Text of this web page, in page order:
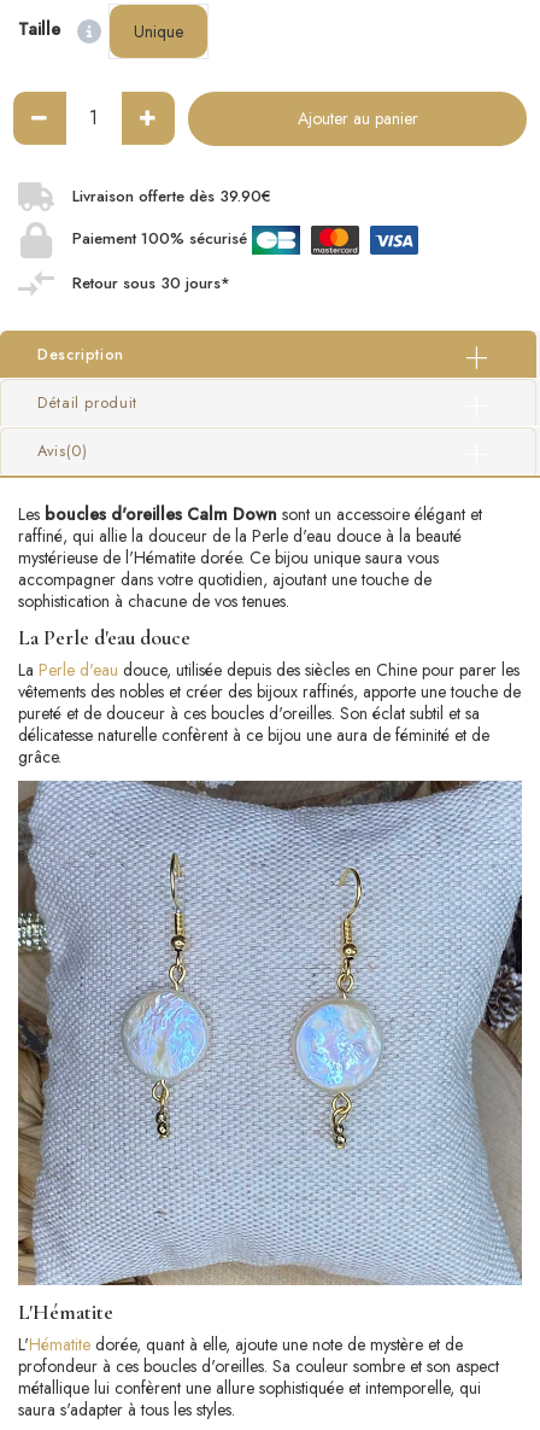
Taille Unique
Ajouter au panier
Livraison offerte dès 39.90€
Paiement 100% sécurisé
Retour sous 30 jours*
Description
Détail produit
Avis(0)
Les boucles d'oreilles Calm Down sont un accessoire élégant et
raffiné, qui allie la douceur de la Perle d'eau douce à la beauté
mystérieuse de l'Hématite dorée. Ce bijou unique saura vous
accompagner dans votre quotidien, ajoutant une touche de
sophistication à chacune de vos tenues.
La Perle d'eau douce
La Perle d'eau douce, utilisée depuis des siècles en Chine pour parer les
vêtements des nobles et créer des bijoux raffinés, apporte une touche de
pureté et de douceur à ces boucles d'oreilles. Son éclat subtil et sa
délicatesse naturelle confèrent à ce bijou une aura de féminité et de
grâce.
L'Hématite
L'Hématite dorée, quant à elle, ajoute une note de mystère et de
profondeur à ces boucles d'oreilles. Sa couleur sombre et son aspect
métallique lui confèrent une allure sophistiquée et intemporelle, qui
saura s'adapter à tous les styles.